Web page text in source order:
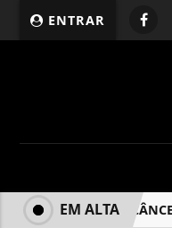
ENTRAR
ALERTA! “CÂNCER
EM ALTA